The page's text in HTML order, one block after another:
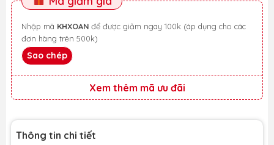
Nhập mã KHXOAN
đơn hàng trên 500k)
Sao chép
Xem thêm mã ưu đãi
Thông tin chi tiết